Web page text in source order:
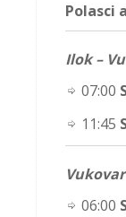
Polasci
Ilok –
07:00
11:45
06:00